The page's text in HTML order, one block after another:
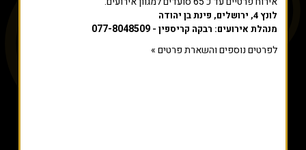
לונץ 4, ירושלים, פינת בן יהודה
מנהלת אירועים: רבקה קריספין - 077-8048509
לפרטים נוספים והשארת פרטים »